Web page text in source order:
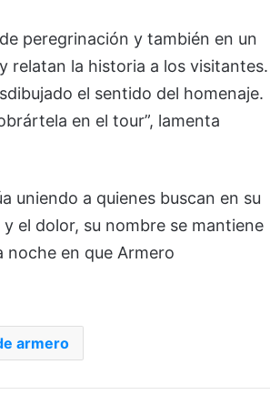
peregrinación y también en un
relatan la historia a los visitantes.
el sentido del homenaje.
en el tour”, lamenta
uniendo a quienes buscan en su
el dolor, su nombre se mantiene
noche en que Armero
armero